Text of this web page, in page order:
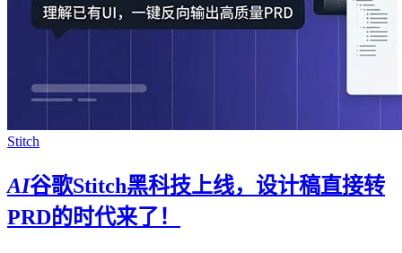
Stitch
AI谷歌Stitch黑科技上线，设计稿直接转
PRD的时代来了！